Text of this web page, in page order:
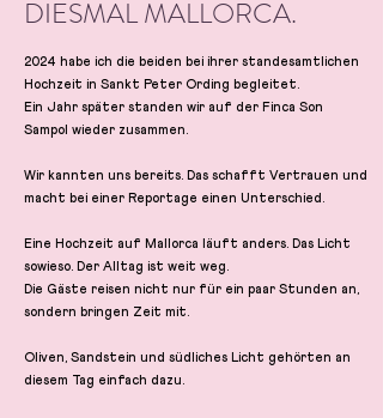
DIESMAL MALLORCA.
2024 habe ich die beiden bei ihrer standesamtlichen
Hochzeit in Sankt Peter Ording begleitet.
Ein Jahr später standen wir auf der Finca Son
Sampol wieder zusammen.
Wir kannten uns bereits. Das schafft Vertrauen und
macht bei einer Reportage einen Unterschied.
Eine Hochzeit auf Mallorca läuft anders. Das Licht
sowieso. Der Alltag ist weit weg.
Die Gäste reisen nicht nur für ein paar Stunden an,
sondern bringen Zeit mit.
Oliven, Sandstein und südliches Licht gehörten an
diesem Tag einfach dazu.